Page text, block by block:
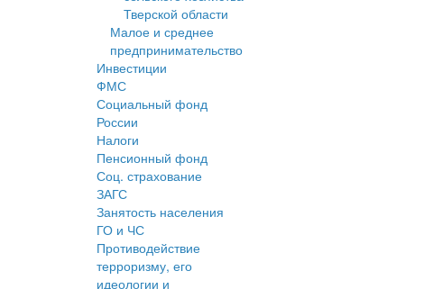
Тверской области
Малое и среднее
предпринимательство
Инвестиции
ФМС
Социальный фонд
России
Налоги
Пенсионный фонд
Соц. страхование
ЗАГС
Занятость населения
ГО и ЧС
Противодействие
терроризму, его
идеологии и